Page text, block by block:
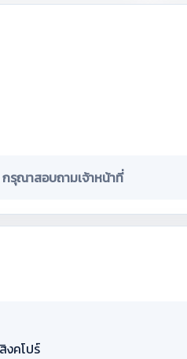
รุณาสอบถามเจ้าหน้าที่
งคโปร์